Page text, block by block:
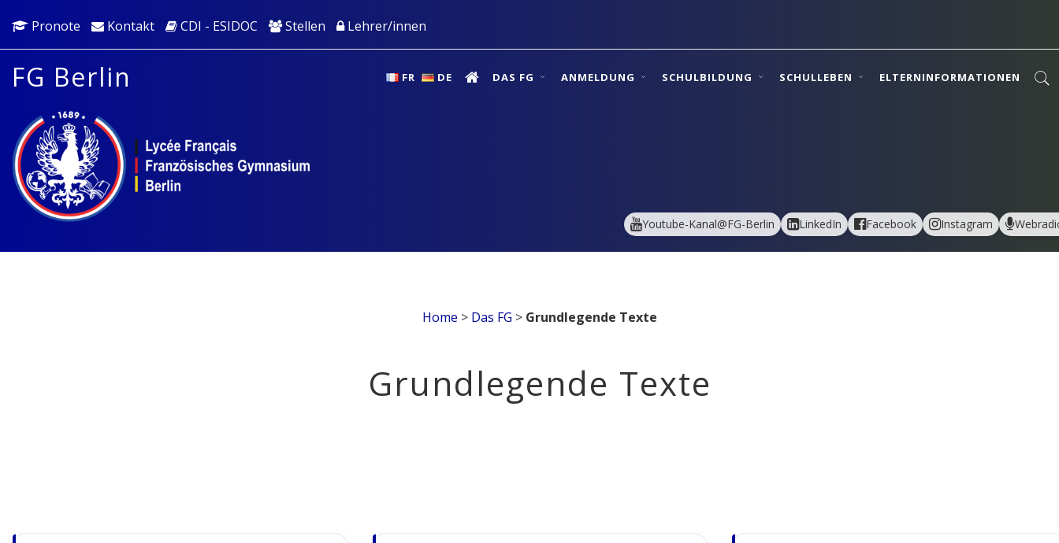
Pronote Kontakt CDI - ESIDOC Stellen Lehrer/innen
FG Berlin FR DE DAS FG ANMELDUNG SCHULBILDUNG SCHULLEBEN ELTERNINFORMATIONEN
Youtube-Kanal@FG-Berlin LinkedIn Facebook Instagram
Home > Das FG > Grundlegende Texte
Grundlegende Texte